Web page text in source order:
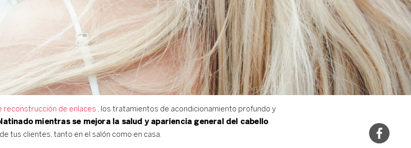
reconstrucción de enlaces , los tratamientos de acondicionamiento profundo y
mientras se mejora la salud y apariencia general del cabello.
tus clientes, tanto en el salón como en casa.